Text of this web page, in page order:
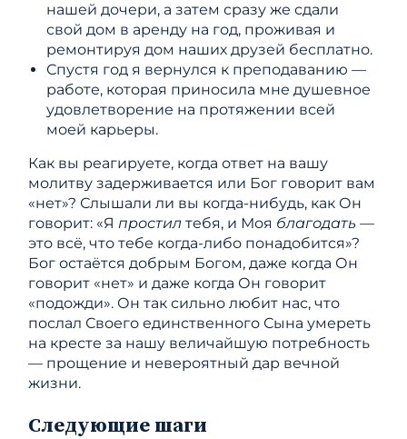
нашей дочери, а затем сразу же сдали
свой дом в аренду на год, проживая и
ремонтируя дом наших друзей бесплатно.
Спустя год я вернулся к преподаванию —
работе, которая приносила мне душевное
удовлетворение на протяжении всей
моей карьеры.
Как вы реагируете, когда ответ на вашу
молитву задерживается или Бог говорит вам
«нет»? Слышали ли вы когда-нибудь, как Он
говорит: «Япростил тебя, и Моя благодать—
это всё, что тебе когда-либо понадобится»?
Бог остаётся добрым Богом, даже когда Он
говорит «нет» и даже когда Он говорит
«подожди». Он так сильно любит нас, что
послал Своего единственного Сына умереть
на кресте за нашу величайшую потребность
— прощение и невероятный дар вечной
жизни.
Следующие шаги